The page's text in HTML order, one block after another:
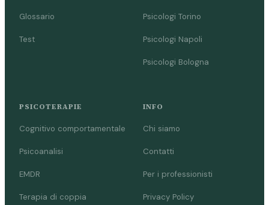
Glossario
Test
Psicologi Torino
Psicologi Napoli
Psicologi Bologna
PSICOTERAPIE
Cognitivo comportamentale
Psicoanalisi
EMDR
Terapia di coppia
INFO
Chi siamo
Contatti
Per i professionisti
Privacy Policy